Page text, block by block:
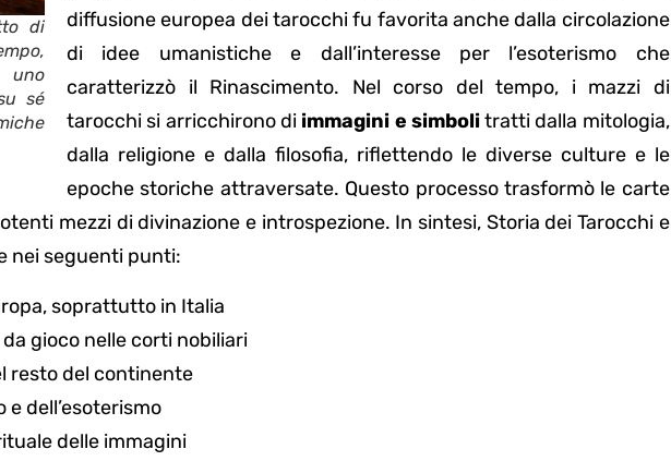
di
uno
sé
diffusione europea dei tarocchi fu favorita anche dalla circolazione
di idee umanistiche e dall’interesse per l’esoterismo che
caratterizzò il Rinascimento. Nel corso del tempo, i mazzi di
tarocchi si arricchirono di immagini e simbolitratti dalla mitologia,
dalla religione e dalla filosofia, riflettendo le diverse culture e le
epoche storiche attraversate. Questo processo trasformò le carte
mezzi di divinazione e introspezione. In sintesi, Storia dei Tarocchi e
nei seguenti punti:
soprattutto in Italia
gioco nelle corti nobiliari
resto del continente
dell’esoterismo
delle immagini